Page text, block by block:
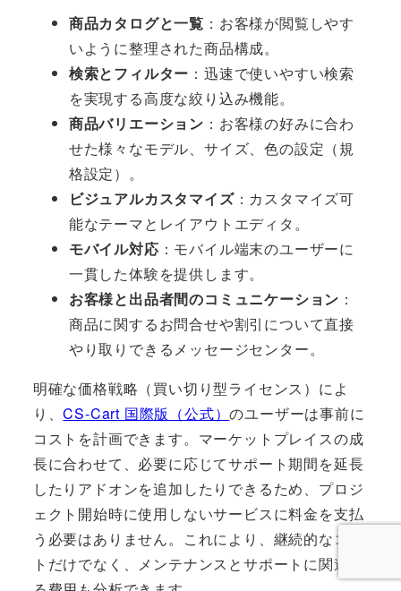
商品カタログと一覧 ：お客様が閲覧しやす
いように整理された商品構成。
検索とフィルター ：迅速で使いやすい検索
を実現する高度な絞り込み機能。
商品バリエーション ：お客様の好みに合わ
せた様々なモデル、サイズ、色の設定（規
格設定）。
ビジュアルカスタマイズ：カスタマイズ可
能なテーマとレイアウトエディタ。
モバイル対応 ：モバイル端末のユーザーに
一貫した体験を提供します。
お客様と出品者間のコミュニケーション ：
商品に関するお問合せや割引について直接
やり取りできるメッセージセンター。
明確な価格戦略（買い切り型ライセンス）によ
り、CS-Cart 国際版（公式）のユーザーは事前に
コストを計画できます。マーケットプレイスの成
長に合わせて、必要に応じてサポート期間を延長
したりアドオンを追加したりできるため、プロジ
ェクト開始時に使用しないサービスに料金を支払
う必要はありません。これにより、継続的なコス
トだけでなく、メンテナンスとサポートに関連す